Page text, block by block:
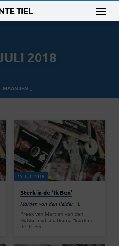
2018
MAANDEN
15 JUL 2018
Sterk in de ‘Ik Ben’
Martien van den Helder
Preek van Martien van den
Helder met als thema “Sterk in
de ‘Ik Ben’”